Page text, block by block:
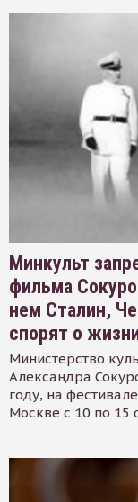
Минкульт
фильма
нем Сталин,
спорят о
Министерство
Александра
году, на
Москве с 10 по 15